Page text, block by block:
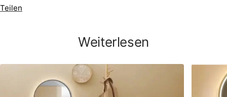
Teilen
Weiterlesen